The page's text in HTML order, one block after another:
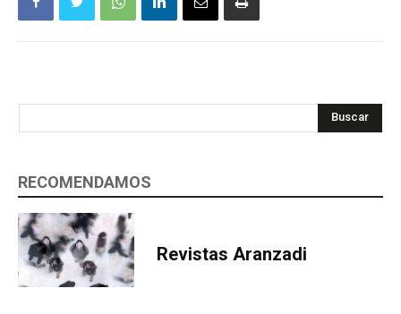
Buscar
RECOMENDAMOS
Revistas Aranzadi